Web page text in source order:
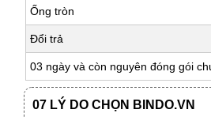
Ống tròn
Đổi trả
03 ngày và còn nguyên đóng gói
07 LÝ DO CHỌN BINDO.VN